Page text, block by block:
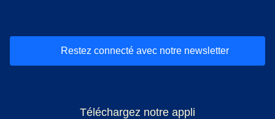
Restez connecté avec notre newsletter
Téléchargez notre appli